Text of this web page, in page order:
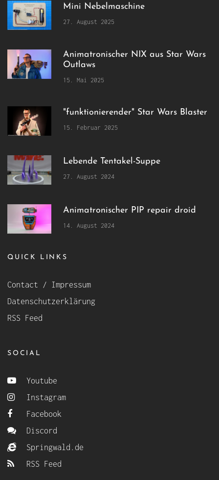
Mini Nebelmaschine
27. August 2025
Animatronischer NIX aus Star Wars
Outlaws
15. Mai 2025
"funktionierender" Star Wars Blaster
15. Februar 2025
Lebende Tentakel-Suppe
27. August 2024
Animatronischer PIP repair droid
14. August 2024
QUICK LINKS
Contact / Impressum
Datenschutzerklärung
RSS Feed
SOCIAL
Youtube
Instagram
Facebook
Discord
Springwald.de
RSS Feed